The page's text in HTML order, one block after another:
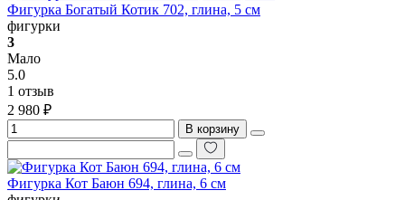
Фигурка Богатый Котик 702, глина, 5 см
фигурки
3
Мало
5.0
1 отзыв
2 980 ₽
В корзину
Фигурка Кот Баюн 694, глина, 6 см